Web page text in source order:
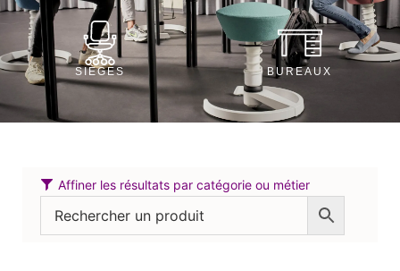
SIÈGES BUREAUX
Affiner les résultats par catégorie ou métier